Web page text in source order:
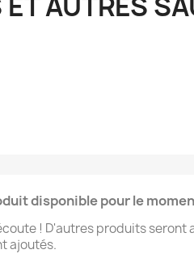
disponible pour le
! D'autres produits seront
ajoutés.